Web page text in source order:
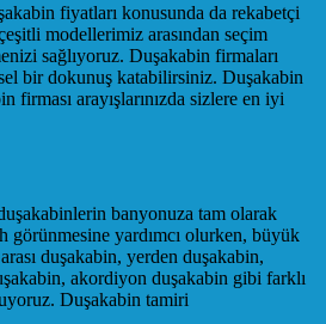
fiyatları konusunda da rekabetçi
modellerimiz arasından seçim
sağlıyoruz. Duşakabin firmaları
bir dokunuş katabilirsiniz. Duşakabin
arayışlarınızda sizlere en iyi
banyonuza tam olarak
görünmesine yardımcı olurken, büyük
duşakabin, yerden duşakabin,
akordiyon duşakabin gibi farklı
Duşakabin tamiri